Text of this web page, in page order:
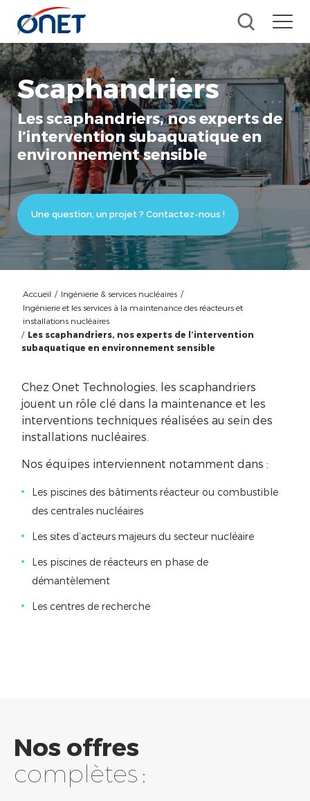
Scaphandriers
Les scaphandriers, nos experts de
l’intervention subaquatique en
environnement sensible
Une question, un projet ? Contactez-nous !
Accueil / Ingénierie & services nucléaires /
Ingénierie et les services à la maintenance des réacteurs et
installations nucléaires
/ Les scaphandriers, nos experts de l’intervention
subaquatique en environnement sensible
Chez Onet Technologies, les scaphandriers
jouent un rôle clé dans la maintenance et les
interventions techniques réalisées au sein des
installations nucléaires.
Nos équipes interviennent notamment dans :
Les piscines des bâtiments réacteur ou combustible
des centrales nucléaires
Les sites d’acteurs majeurs du secteur nucléaire
Les piscines de réacteurs en phase de
démantèlement
Les centres de recherche
Nos offres
complètes :